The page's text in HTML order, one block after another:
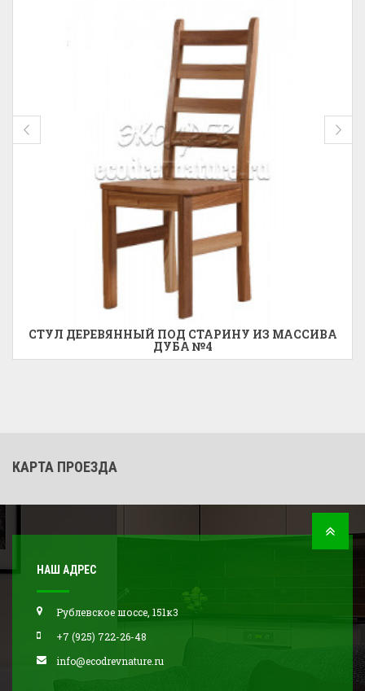
СТУЛ ДЕРЕВЯННЫЙ ПОД СТАРИНУ ИЗ МАССИВА
ДУБА №4
КАРТА ПРОЕЗДА
НАШ АДРЕС
Рублевское шоссе, 151к3
+7 (925) 722-26-48
info@ecodrevnature.ru